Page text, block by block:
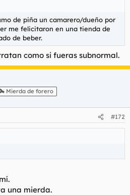
de piña un camarero/dueño por
me felicitaron en una tienda de
de beber.
como si fueras subnormal.
Mierda de forero
#172
una mierda.